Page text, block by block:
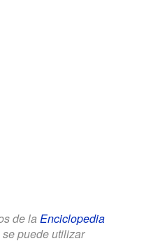
de la Enciclopedia
puede utilizar